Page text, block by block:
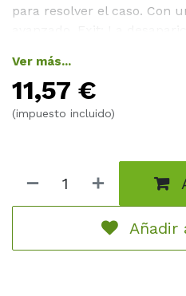
para resolver el caso. Con
familiarizados con los
un verdadero reto. ¿Puedes
buscar pruebas, seguir las
Ver más...
11,57 €
(impuesto incluido)
Añadir